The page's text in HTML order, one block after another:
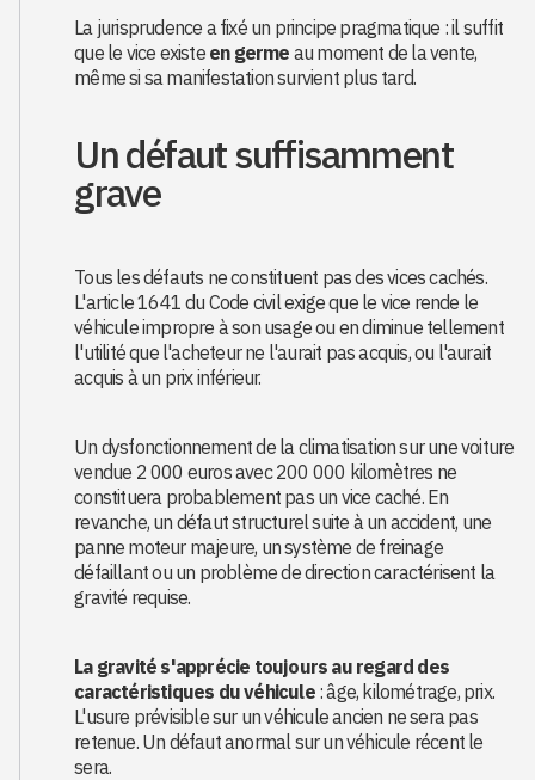
La jurisprudence a fixé un principe pragmatique : il suffit
que le vice existe en germe au moment de la vente,
même si sa manifestation survient plus tard.
Un défaut suffisamment
grave
Tous les défauts ne constituent pas des vices cachés.
L'article 1641 du Code civil exige que le vice rende le
véhicule impropre à son usage ou en diminue tellement
l'utilité que l'acheteur ne l'aurait pas acquis, ou l'aurait
acquis à un prix inférieur.
Un dysfonctionnement de la climatisation sur une voiture
vendue 2 000 euros avec 200 000 kilomètres ne
constituera probablement pas un vice caché. En
revanche, un défaut structurel suite à un accident, une
panne moteur majeure, un système de freinage
défaillant ou un problème de direction caractérisent la
gravité requise.
La gravité s'apprécie toujours au regard des
caractéristiques du véhicule: âge, kilométrage, prix.
L'usure prévisible sur un véhicule ancien ne sera pas
retenue. Un défaut anormal sur un véhicule récent le
sera.